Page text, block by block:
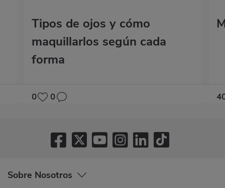
Tipos de ojos y cómo
maquillarlos según cada
forma
0 0
Sobre Nosotros